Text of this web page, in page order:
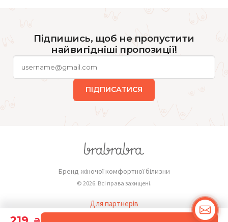
Підпишись, щоб не пропустити
найвигідніші пропозиції!
ПІДПИСАТИСЯ
Бренд жіночої комфортної білизни
© 2026. Всі права захищені.
Для партнерів